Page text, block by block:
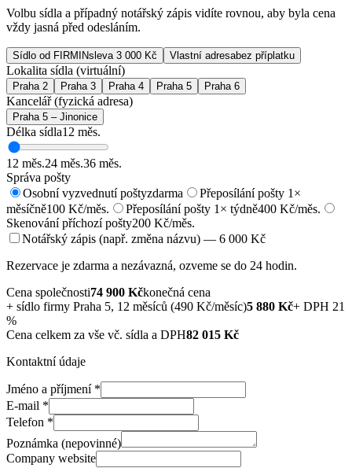
Volbu sídla a případný notářský zápis vidíte rovnou, aby byla cena
vždy jasná před odesláním.
Sídlo od FIRMINsleva 3 000 Kč Vlastní adresabez příplatku
Lokalita sídla (virtuální)
Praha 2 Praha 3 Praha 4 Praha 5 Praha 6
Kancelář (fyzická adresa)
Praha 5 – Jinonice
Délka sídla12 měs.
12 měs.24 měs.36 měs.
Správa pošty
Osobní vyzvednutí poštyzdarma
Přeposílání pošty 1×
měsíčně100 Kč/měs. Přeposílání pošty 1× týdně400 Kč/měs.
Skenování příchozí pošty200 Kč/měs.
Notářský zápis (např. změna názvu) — 6 000 Kč
Rezervace je zdarma a nezávazná, ozveme se do 24 hodin.
Cena společnosti74 900 Kčkonečná cena
+ sídlo firmy Praha 5, 12 měsíců (490 Kč/měsíc)5 880 Kč+ DPH 21
%
Cena celkem za vše vč. sídla a DPH82 015 Kč
Kontaktní údaje
Jméno a příjmení*
E-mail *
Telefon *
Poznámka (nepovinné)
Company website